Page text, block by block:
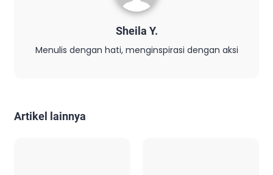
Sheila Y.
Menulis dengan hati, menginspirasi dengan aksi
Artikel lainnya